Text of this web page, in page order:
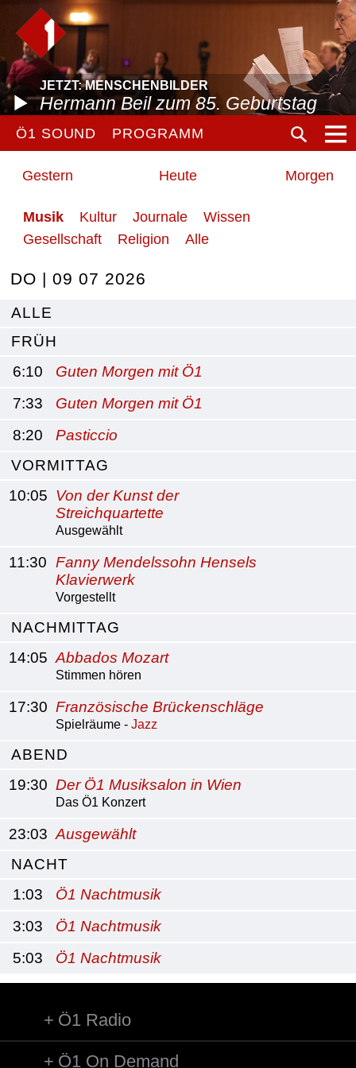
JETZT: MENSCHENBILDER
Hermann Beil zum 85. Geburtstag
Ö1 SOUND PROGRAMM
Gestern Heute Morgen
Musik Kultur Journale
Wissen
Gesellschaft
Religion Alle
DO | 09 07 2026
ALLE
FRÜH
6:10
Guten Morgen mit Ö1
7:33
Guten Morgen mit Ö1
8:20
Pasticcio
VORMITTAG
10:05 Von der Kunst der
Streichquartette
Ausgewählt
11:30 Fanny Mendelssohn Hensels
Klavierwerk
Vorgestellt
NACHMITTAG
14:05 Abbados Mozart
Stimmen hören
17:30 Französische Brückenschläge
Spielräume - Jazz
ABEND
19:30 Der Ö1 Musiksalon in Wien
Das Ö1 Konzert
23:03 Ausgewählt
NACHT
1:03
Ö1 Nachtmusik
3:03
Ö1 Nachtmusik
5:03
Ö1 Nachtmusik
Ö1 Radio
Ö1 On Demand